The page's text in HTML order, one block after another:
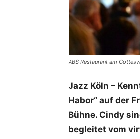
ABS Restaurant am
Jazz Köln –
Habor“ auf der
Bühne. Cindy
begleitet vom